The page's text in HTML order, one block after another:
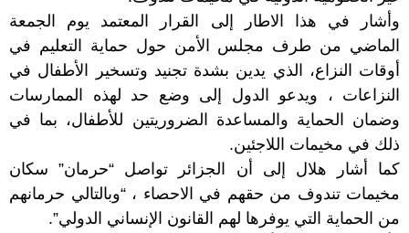
وأشار في هذا الاطار إلى القرار المعتمد يوم الجمعة
الماضي من طرف مجلس الأمن حول حماية التعليم في
أوقات النزاع، الذي يدين بشدة تجنيد وتسخير الأطفال في
النزاعات ، ويدعو الدول إلى وضع حد لهذه الممارسات
وضمان الحماية والمساعدة الضروريتين للأطفال، بما في
ذلك في مخيمات اللاجئين.
كما أشار هلال إلى أن الجزائر تواصل “حرمان” سكان
مخيمات تندوف من حقهم في الاحصاء ، “وبالتالي حرمانهم
من الحماية التي يوفرها لهم القانون الإنساني الدولي”.